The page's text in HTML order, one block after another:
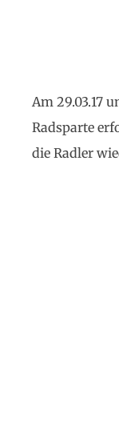
Am 29.03.17
Radsparte
die Radler